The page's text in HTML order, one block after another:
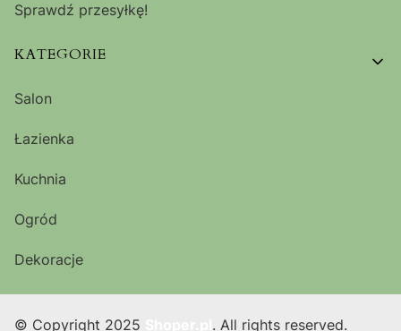
Sprawdź przesyłkę!
KATEGORIE
Salon
Łazienka
Kuchnia
Ogród
Dekoracje
© Copyright 2025 . All rights reserved.